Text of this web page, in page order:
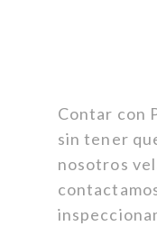
Contar con
sin tener
nosotros